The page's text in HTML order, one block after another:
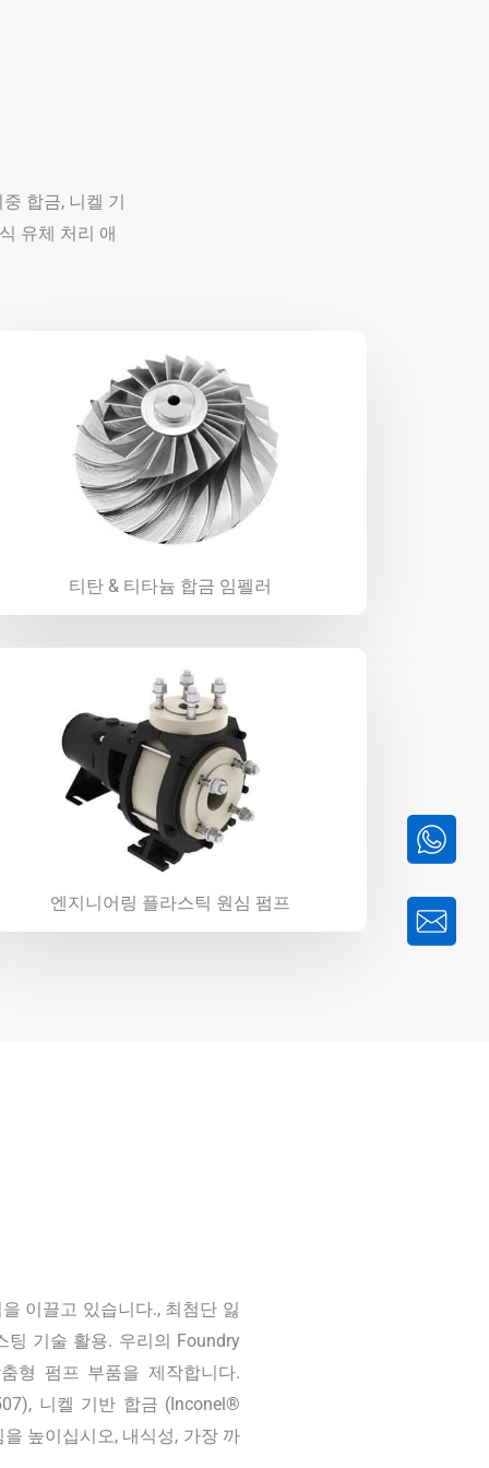
합금, 니켈 기
유체 처리 애
티탄 & 티타늄 합금 임펠러
엔지니어링 플라스틱 원심 펌프
이끌고 있습니다., 최첨단 잃
기술 활용. 우리의 Foundry
형 펌프 부품을 제작합니다.
니켈 기반 합금 (Inconel®
높이십시오, 내식성, 가장 까